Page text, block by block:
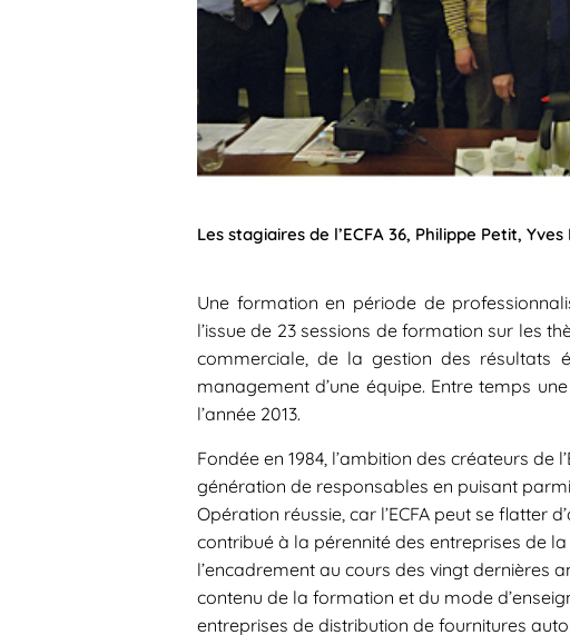
Les stagiaires de l’ECFA 36, Philippe Petit,
Une formation en période de
l’issue de 23 sessions de formation sur les
commerciale, de la gestion des résultats
management d’une équipe. Entre temps
l’année 2013.
Fondée en 1984, l’ambition des créateurs de
génération de responsables en puisant
Opération réussie, car l’ECFA peut se flatter
contribué à la pérennité des entreprises de
l’encadrement au cours des vingt dernières
contenu de la formation et du mode
entreprises de distribution de fournitures